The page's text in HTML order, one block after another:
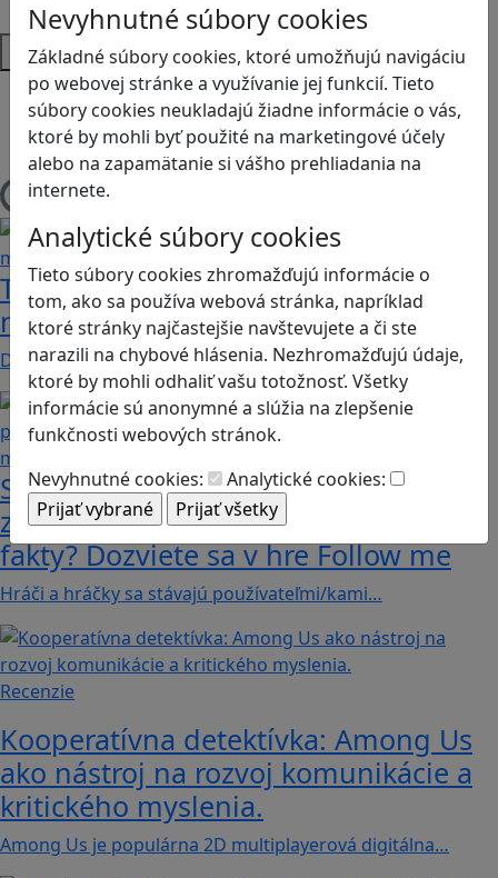
Nevyhnutné súbory cookies
Základné súbory cookies, ktoré umožňujú navigáciu
po webovej stránke a využívanie jej funkcií. Tieto
súbory cookies neukladajú žiadne informácie o vás,
ktoré by mohli byť použité na marketingové účely
alebo na zapamätanie si vášho prehliadania na
internete.
Analytické súbory cookies
Tieto súbory cookies zhromažďujú informácie o
tom, ako sa používa webová stránka, napríklad
ktoré stránky najčastejšie navštevujete a či ste
narazili na chybové hlásenia. Nezhromažďujú údaje,
ktoré by mohli odhaliť vašu totožnosť. Všetky
informácie sú anonymné a slúžia na zlepšenie
funkčnosti webových stránok.
Nevyhnutné cookies:
Analytické cookies:
Platformy
Android
Herná konzola
Stolové, kartové
Načítam blogy
Tick Tock: A Tale for Tw‪o je hra s
netradičnou mechanikou spolupráce
Dvaja hráči simultánne lúštia bizarné logické…
Stanete sa influencerom, keď budete
zdieľať iba pravdivé, nie alternatívne
fakty? Dozviete sa v hre Follow me
Hráči a hráčky sa stávajú používateľmi/kami…
Recenzie
Kooperatívna detektívka: Among Us
ako nástroj na rozvoj komunikácie a
kritického myslenia.
Among Us je populárna 2D multiplayerová digitálna…